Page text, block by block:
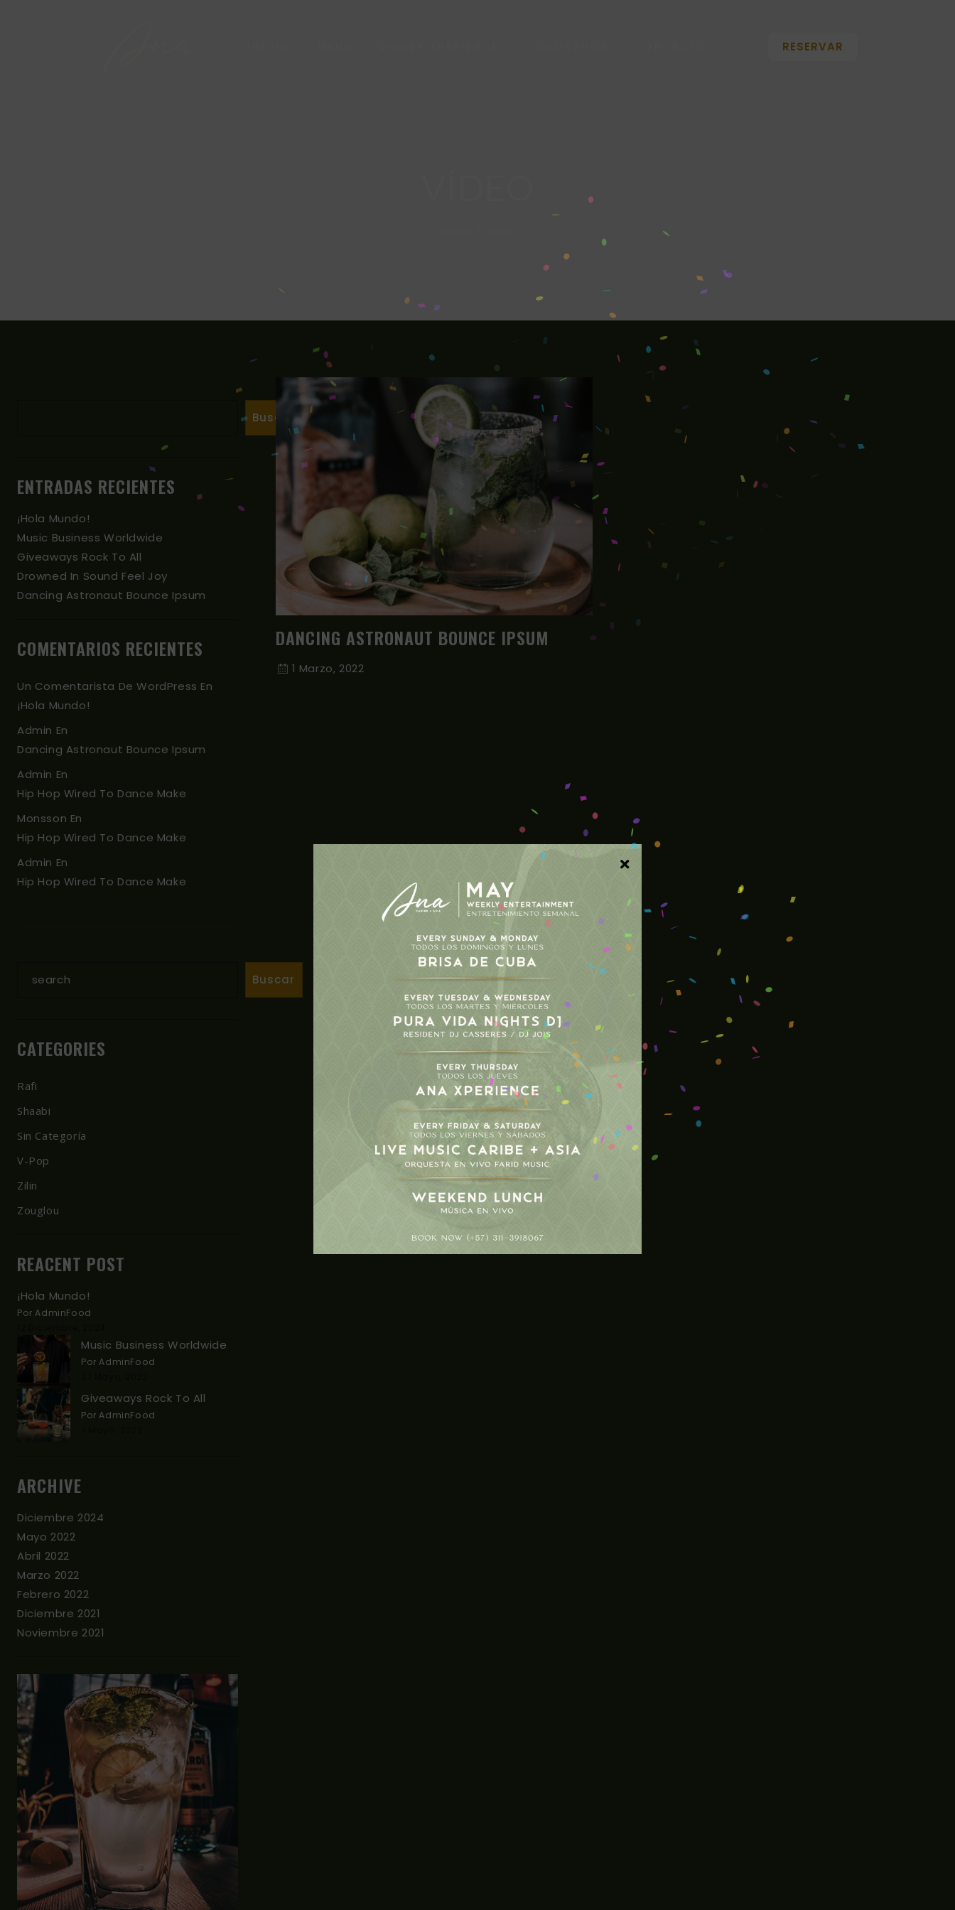
RESERVAR
DANCING ASTRONAUT BOUNCE IPSUM
1 Marzo, 2022
Buscar
ENTRADAS RECIENTES
¡Hola Mundo!
Music Business Worldwide
Giveaways Rock To All
Drowned In Sound Feel Joy
Dancing Astronaut Bounce Ipsum
COMENTARIOS RECIENTES
Un Comentarista De WordPress En
¡Hola Mundo!
Admin En
Dancing Astronaut Bounce Ipsum
Admin En
Hip Hop Wired To Dance Make
Monsson En
Hip Hop Wired To Dance Make
Admin En
Hip Hop Wired To Dance Make
Buscar
CATEGORIES
Rafi
Shaabi
Sin Categoría
V-Pop
Zilin
Zouglou
REACENT POST
¡Hola Mundo!
Por AdminFood
Music Business Worldwide
Por AdminFood
Giveaways Rock To All
Por AdminFood
ARCHIVE
Diciembre 2024
Mayo 2022
Abril 2022
Marzo 2022
Febrero 2022
Diciembre 2021
Noviembre 2021